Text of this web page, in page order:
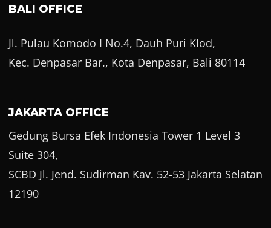
BALI OFFICE
Jl. Pulau Komodo I No.4, Dauh Puri Klod,
Kec. Denpasar Bar., Kota Denpasar, Bali 80114
JAKARTA OFFICE
Gedung Bursa Efek Indonesia Tower 1 Level 3
Suite 304,
SCBD Jl. Jend. Sudirman Kav. 52-53 Jakarta Selatan
12190